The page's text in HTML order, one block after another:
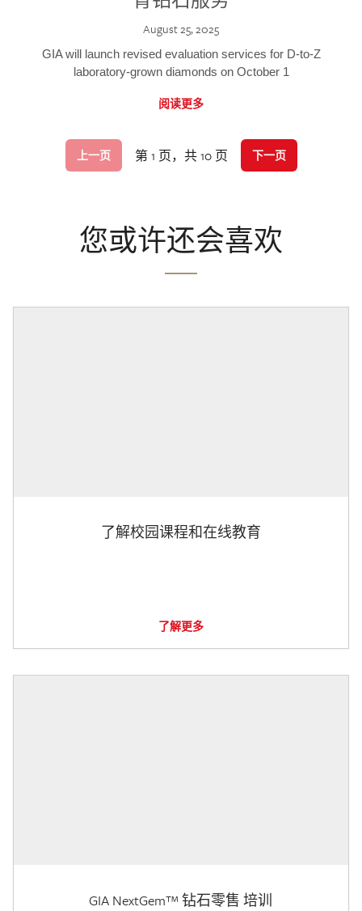
August 25, 2025
GIA will launch revised evaluation services for D-to-Z
laboratory-grown diamonds on October 1
阅读更多
上一页 第 1 页，共 10 页 下一页
您或许还会喜欢
了解校园课程和在线教育
了解更多
GIA NextGem™ 钻石零售 培训